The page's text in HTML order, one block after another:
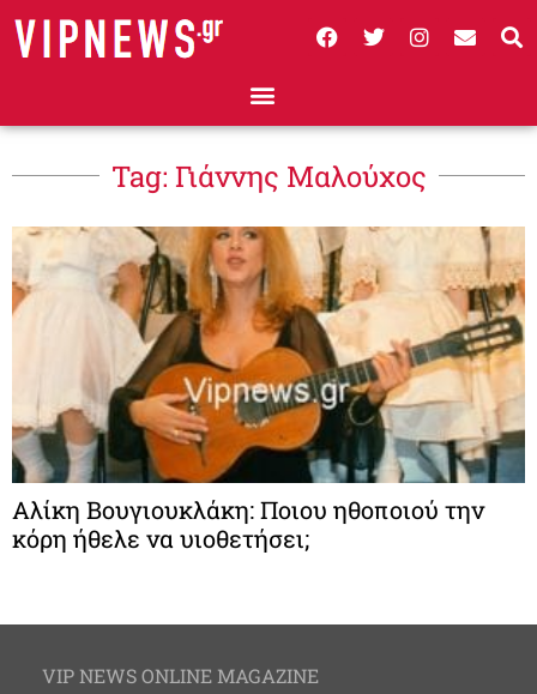
Tag: Γιάννης Μαλούχος
Αλίκη Βουγιουκλάκη: Ποιου ηθοποιού την
κόρη ήθελε να υιοθετήσει;
VIP NEWS ONLINE MAGAZINE